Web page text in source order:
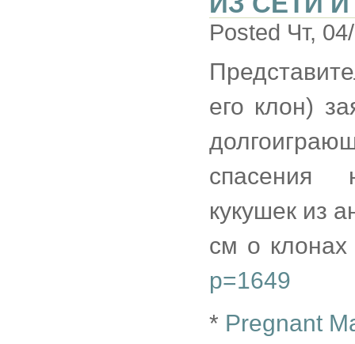
Posted Чт,
его клон)
спасения
кукушек из
см о
p=1649
* Pregnant